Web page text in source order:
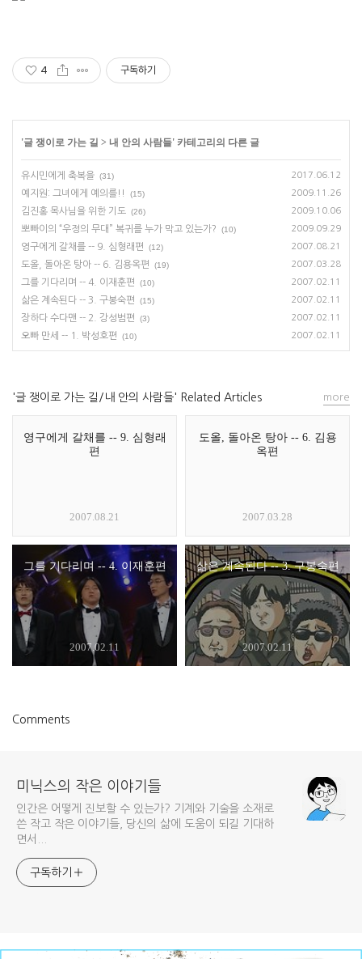
4 구독하기
'글 쟁이로 가는 길 > 내 안의 사람들' 카테고리의 다른 글
유시민에게 축복을 (31) 2017.06.12
예지원: 그녀에게 예의를!! (15) 2009.11.26
김진홍 목사님을 위한 기도 (26) 2009.10.06
뽀빠이의 “우정의 무대” 복귀를 누가 막고 있는가? (10) 2009.09.29
영구에게 갈채를 -- 9. 심형래편 (12) 2007.08.21
도올, 돌아온 탕아 -- 6. 김용옥편 (19) 2007.03.28
그를 기다리며 -- 4. 이재훈편 (10) 2007.02.11
삶은 계속된다 -- 3. 구봉숙편 (15) 2007.02.11
장하다 수다맨 -- 2. 강성범편 (3) 2007.02.11
오빠 만세 -- 1. 박성호편 (10) 2007.02.11
'글 쟁이로 가는 길/내 안의 사람들' Related Articles
영구에게 갈채를 -- 9. 심형래
편
2007.08.21
도올, 돌아온 탕아 -- 6. 김용
옥편
2007.03.28
그를 기다리며 -- 4. 이재훈편
2007.02.11
삶은 계속된다 -- 3. 구봉숙편
2007.02.11
more
Comments
미닉스의 작은 이야기들
인간은 어떻게 진보할 수 있는가? 기계와 기술을 소재로
쓴 작고 작은 이야기들, 당신의 삶에 도움이 되길 기대하
면서...
구독하기